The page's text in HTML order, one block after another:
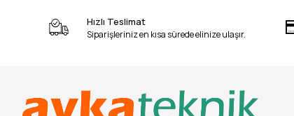
Hızlı Teslimat
Siparişleriniz en kısa sürede elinize ulaşır.